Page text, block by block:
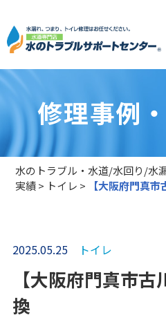
修理事例
水のトラブル・水道/水回り/水
実績> トイレ > 【大阪府門真
2025.05.25 トイレ
【大阪府門真市
換